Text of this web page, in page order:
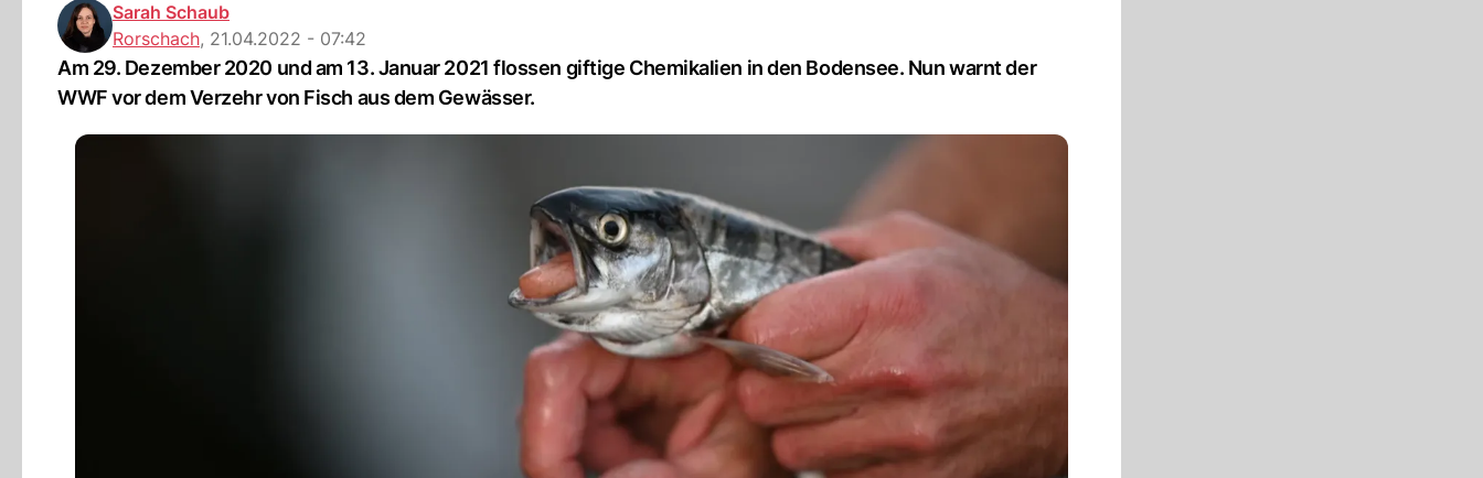
Sarah Schaub
Rorschach, 21.04.2022 - 07:42
Am 29. Dezember 2020 und am 13. Januar 2021 flossen giftige Chemikalien in den Bodensee. Nun warnt der
WWF vor dem Verzehr von Fisch aus dem Gewässer.